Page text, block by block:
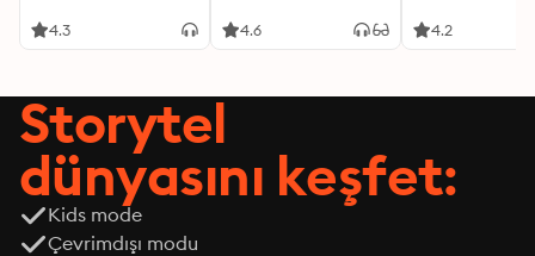
4.3 4.6 4.2
Storytel
dünyasını keşfet:
Kids mode
Çevrimdışı modu